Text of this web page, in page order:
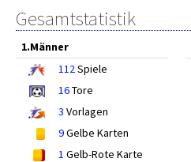
Gesamtstatistik
1.Männer
112Spiele
16Tore
3 Vorlagen
9Gelbe Karten
1 Gelb-Rote Karte